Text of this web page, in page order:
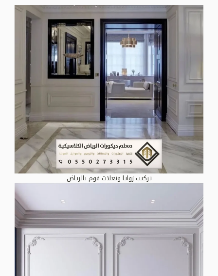
تركيب زوايا ونعلات فوم بالرياض